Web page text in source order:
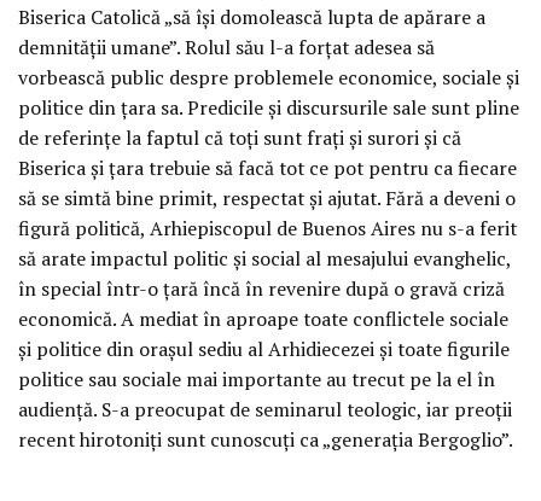
Biserica Catolică „să îşi domolească lupta de apărare a
demnităţii umane”. Rolul său l-a forţat adesea să
vorbească public despre problemele economice, sociale şi
politice din ţara sa. Predicile şi discursurile sale sunt pline
de referinţe la faptul că toţi sunt fraţi şi surori şi că
Biserica şi ţara trebuie să facă tot ce pot pentru ca fiecare
să se simtă bine primit, respectat şi ajutat. Fără a deveni o
figură politică, Arhiepiscopul de Buenos Aires nu s-a ferit
să arate impactul politic şi social al mesajului evanghelic,
în special într-o ţară încă în revenire după o gravă criză
economică. A mediat în aproape toate conflictele sociale
şi politice din oraşul sediu al Arhidiecezei şi toate figurile
politice sau sociale mai importante au trecut pe la el în
audienţă. S-a preocupat de seminarul teologic, iar preoţii
recent hirotoniţi sunt cunoscuţi ca „generaţia Bergoglio”.